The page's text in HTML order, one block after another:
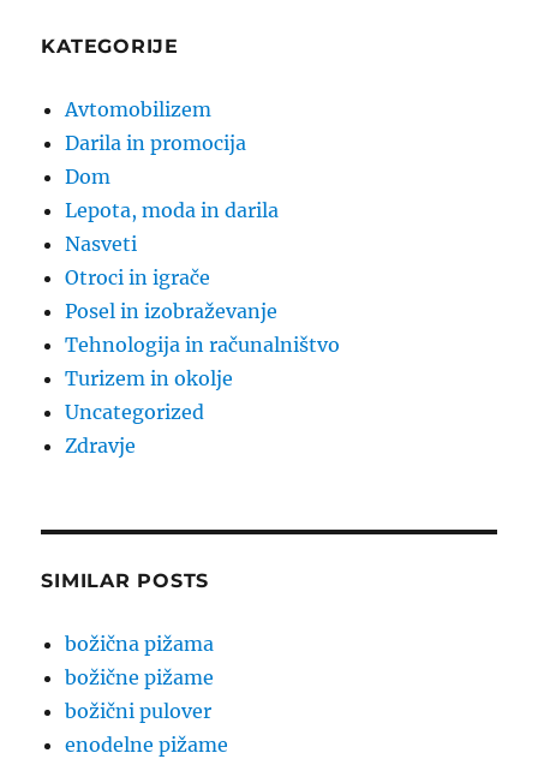
KATEGORIJE
Avtomobilizem
Darila in promocija
Dom
Lepota, moda in darila
Nasveti
Otroci in igrače
Posel in izobraževanje
Tehnologija in računalništvo
Turizem in okolje
Uncategorized
Zdravje
SIMILAR POSTS
božična pižama
božične pižame
božični pulover
enodelne pižame